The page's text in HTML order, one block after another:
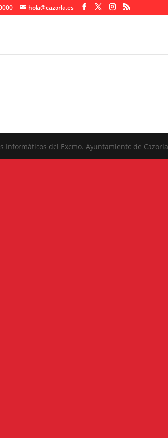
hola@cazorla.es
Informáticos del Excmo. Ayuntamiento de Cazorla